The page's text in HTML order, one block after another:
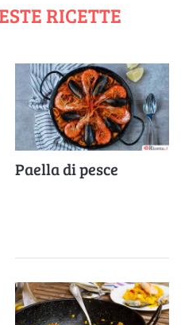
RICETTE
Paella di pesce